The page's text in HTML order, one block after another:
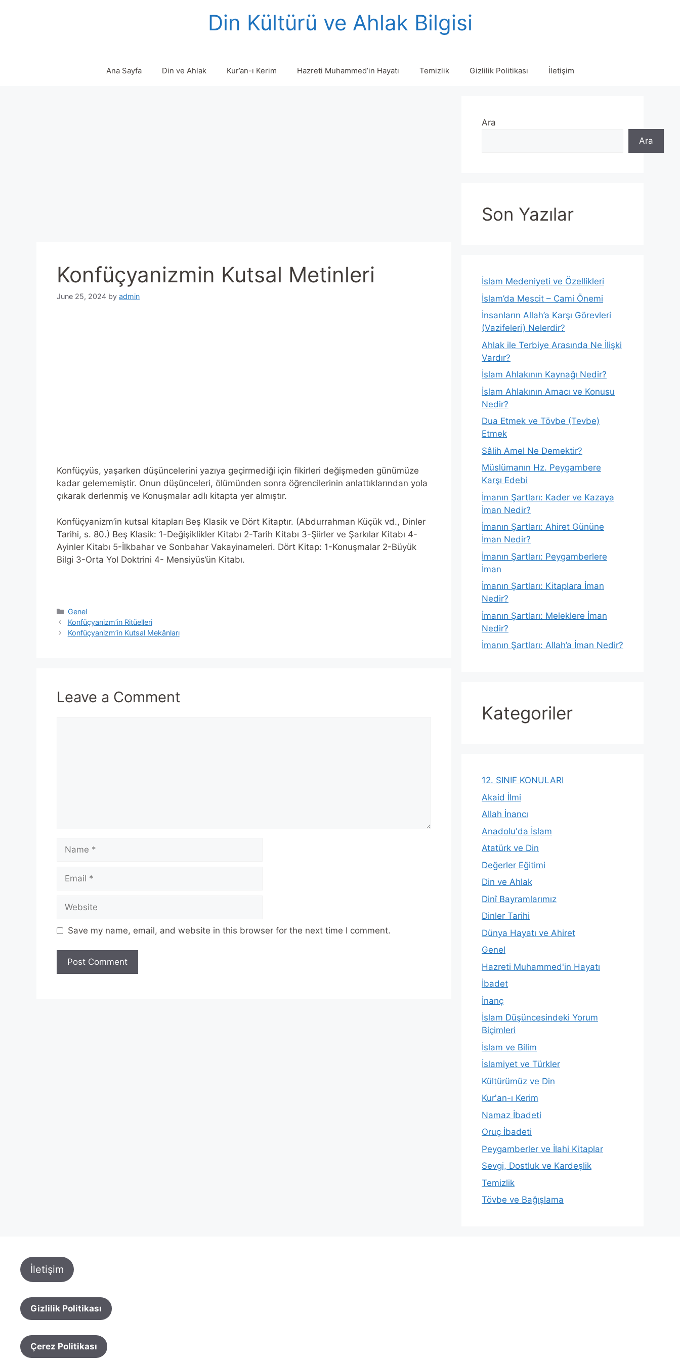
Din Kültürü ve Ahlak Bilgisi
Ana Sayfa Din ve Ahlak Kur’an-ı Kerim Hazreti Muhammed’in Hayatı Temizlik Gizlilik Politikası İletişim
Konfüçyanizmin Kutsal Metinleri
June 25, 2024 by admin
Konfüçyüs, yaşarken düşüncelerini yazıya geçirmediği için fikirleri değişmeden günümüze
kadar gelememiştir. Onun düşünceleri, ölümünden sonra öğrencilerinin anlattıklarından yola
çıkarak derlenmiş ve Konuşmalar adlı kitapta yer almıştır.
Konfüçyanizm’in kutsal kitapları Beş Klasik ve Dört Kitaptır. (Abdurrahman Küçük vd., Dinler
Tarihi, s. 80.) Beş Klasik: 1-Değişiklikler Kitabı 2-Tarih Kitabı 3-Şiirler ve Şarkılar Kitabı 4-
Ayinler Kitabı 5-İlkbahar ve Sonbahar Vakayinameleri. Dört Kitap: 1-Konuşmalar 2-Büyük
Bilgi 3-Orta Yol Doktrini 4- Mensiyüs’ün Kitabı.
Categories
Genel
Konfüçyanizm’in Ritüelleri
Konfüçyanizm’in Kutsal Mekânları
Leave a Comment
Name
Email
Website
Save my name, email, and website in this browser for the next time I comment.
Ara
Ara
Son Yazılar
İslam Medeniyeti ve Özellikleri
İslam’da Mescit – Cami Önemi
İnsanların Allah’a Karşı Görevleri
(Vazifeleri) Nelerdir?
Ahlak ile Terbiye Arasında Ne İlişki
Vardır?
İslam Ahlakının Kaynağı Nedir?
İslam Ahlakının Amacı ve Konusu
Nedir?
Dua Etmek ve Tövbe (Tevbe)
Etmek
Sâlih Amel Ne Demektir?
Müslümanın Hz. Peygambere
Karşı Edebi
İmanın Şartları: Kader ve Kazaya
İman Nedir?
İmanın Şartları: Ahiret Gününe
İman Nedir?
İmanın Şartları: Peygamberlere
İman
İmanın Şartları: Kitaplara İman
Nedir?
İmanın Şartları: Meleklere İman
Nedir?
İmanın Şartları: Allah’a İman Nedir?
Kategoriler
12. SINIF KONULARI
Akaid İlmi
Allah İnancı
Anadolu'da İslam
Atatürk ve Din
Değerler Eğitimi
Din ve Ahlak
Dinî Bayramlarımız
Dinler Tarihi
Dünya Hayatı ve Ahiret
Genel
Hazreti Muhammed'in Hayatı
İbadet
İnanç
İslam Düşüncesindeki Yorum
Biçimleri
İslam ve Bilim
İslamiyet ve Türkler
Kültürümüz ve Din
Kur'an-ı Kerim
Namaz İbadeti
Oruç İbadeti
Peygamberler ve İlahi Kitaplar
Sevgi, Dostluk ve Kardeşlik
Temizlik
Tövbe ve Bağışlama
İletişim
Gizlilik Politikası
Çerez Politikası